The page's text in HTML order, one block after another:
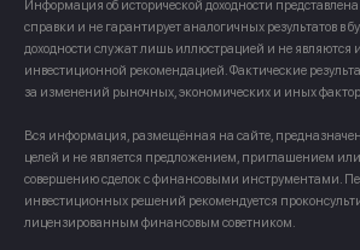
Информация об исторической доходности
справки и не гарантирует аналогичных результатов в
доходности служат лишь иллюстрацией и не являются
инвестиционной рекомендацией. Фактические
за изменений рыночных, экономических и иных
Вся информация, размещённая на сайте,
целей и не является предложением, приглашением
совершению сделок с финансовыми инструментами.
инвестиционных решений рекомендуется
лицензированным финансовым советником.